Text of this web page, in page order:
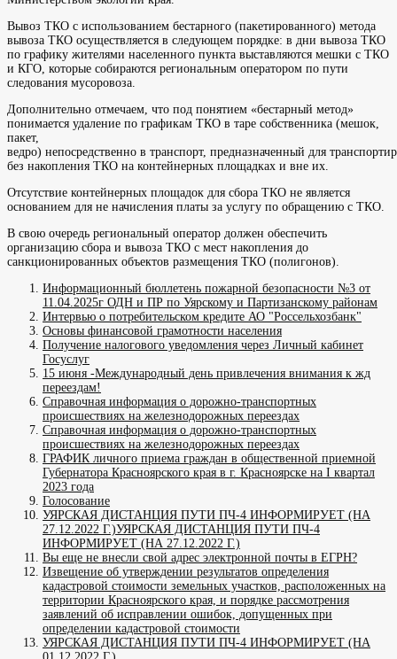
Вывоз ТКО с использованием бестарного (пакетированного) метода
вывоза ТКО осуществляется в следующем порядке: в дни вывоза ТКО
по графику жителями населенного пункта выставляются мешки с ТКО
и КГО, которые собираются региональным оператором по пути
следования мусоровоза.
Дополнительно отмечаем, что под понятием «бестарный метод»
понимается удаление по графикам ТКО в таре собственника (мешок,
пакет,
ведро) непосредственно в транспорт, предназначенный для
без накопления ТКО на контейнерных площадках и вне их.
Отсутствие контейнерных площадок для сбора ТКО не является
основанием для не начисления платы за услугу по обращению с ТКО.
В свою очередь региональный оператор должен обеспечить
организацию сбора и вывоза ТКО с мест накопления до
санкционированных объектов размещения ТКО (полигонов).
Информационный бюллетень пожарной безопасности №3 от
11.04.2025г ОДН и ПР по Уярскому и Партизанскому районам
Интервью о потребительском кредите АО "Россельхозбанк"
Основы финансовой грамотности населения
Получение налогового уведомления через Личный кабинет
Госуслуг
15 июня -Международный день привлечения внимания к жд
переездам!
Справочная информация о дорожно-транспортных
происшествиях на железнодорожных переездах
Справочная информация о дорожно-транспортных
происшествиях на железнодорожных переездах
ГРАФИК личного приема граждан в общественной приемной
Губернатора Красноярского края в г. Красноярске на I квартал
2023 года
Голосование
УЯРСКАЯ ДИСТАНЦИЯ ПУТИ ПЧ-4 ИНФОРМИРУЕТ (НА
27.12.2022 Г.)УЯРСКАЯ ДИСТАНЦИЯ ПУТИ ПЧ-4
ИНФОРМИРУЕТ (НА 27.12.2022 Г.)
Вы еще не внесли свой адрес электронной почты в ЕГРН?
Извещение об утверждении результатов определения
кадастровой стоимости земельных участков, расположенных на
территории Красноярского края, и порядке рассмотрения
заявлений об исправлении ошибок, допущенных при
определении кадастровой стоимости
УЯРСКАЯ ДИСТАНЦИЯ ПУТИ ПЧ-4 ИНФОРМИРУЕТ (НА